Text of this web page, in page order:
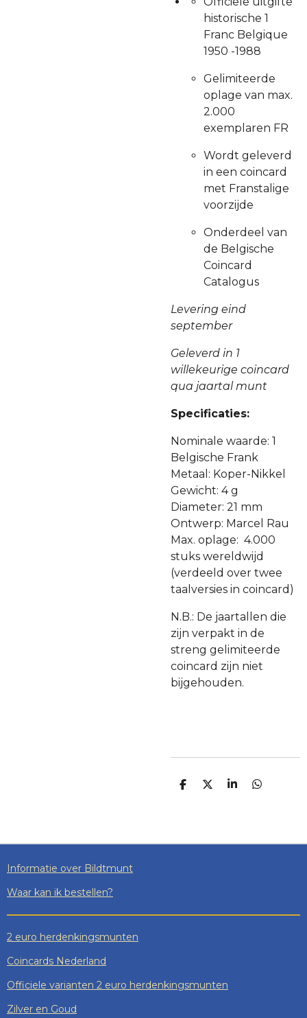
historische 1
Franc Belgique
1950 -1988
Gelimiteerde
oplage van max.
2.000
exemplaren FR
Wordt geleverd
in een coincard
met Franstalige
voorzijde
Onderdeel van
de Belgische
Coincard
Catalogus
Levering eind
september
Geleverd in 1
willekeurige coincard
qua jaartal munt
Specificaties:
Nominale waarde: 1
Belgische Frank
Metaal: Koper-Nikkel
Gewicht: 4 g
Diameter: 21 mm
Ontwerp: Marcel Rau
Max. oplage: 4.000
stuks wereldwijd
(verdeeld over twee
taalversies in coincard)
N.B.: De jaartallen die
zijn verpakt in de
streng gelimiteerde
coincard zijn niet
bijgehouden.
D
D
S
D
Informatie over Bildtmunt
Waar kan ik bestellen?
2 euro herdenkingsmunten
Coincards Nederland
Officiele varianten 2 euro herdenkingsmunten
Zilver en Goud